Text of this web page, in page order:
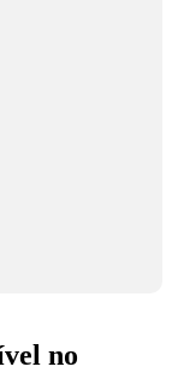
no